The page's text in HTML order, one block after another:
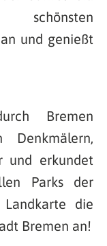
und genießt
Bremen
und erkundet
Parks der
die
Bremen an!